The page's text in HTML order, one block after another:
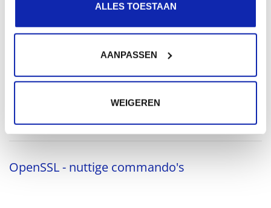
ALLES TOESTAAN
AANPASSEN
WEIGEREN
varieert sterk, afhankelijk van het type en het
verificatieproces. Kinamo kan binnen...
OpenSSL - nuttige commando's